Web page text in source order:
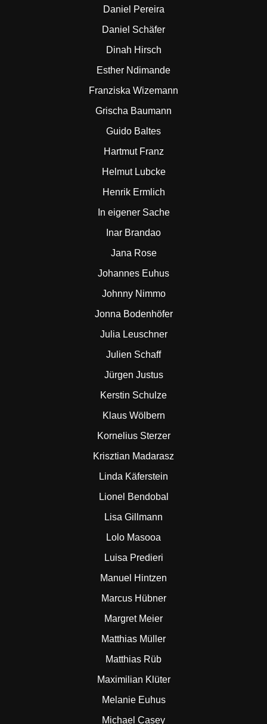
Daniel Pereira
Daniel Schäfer
Dinah Hirsch
Esther Ndimande
Franziska Wizemann
Grischa Baumann
Guido Baltes
Hartmut Franz
Helmut Lubcke
Henrik Ermlich
In eigener Sache
Inar Brandao
Jana Rose
Johannes Euhus
Johnny Nimmo
Jonna Bodenhöfer
Julia Leuschner
Julien Schaff
Jürgen Justus
Kerstin Schulze
Klaus Wölbern
Kornelius Sterzer
Krisztian Madarasz
Linda Käferstein
Lionel Bendobal
Lisa Gillmann
Lolo Masooa
Luisa Predieri
Manuel Hintzen
Marcus Hübner
Margret Meier
Matthias Müller
Matthias Rüb
Maximilian Klüter
Melanie Euhus
Michael Casey